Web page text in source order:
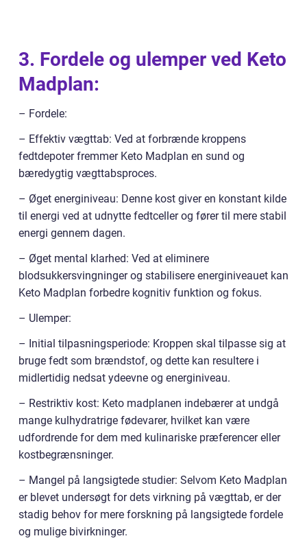
3. Fordele og ulemper ved Keto
Madplan:
– Fordele:
– Effektiv vægttab: Ved at forbrænde kroppens
fedtdepoter fremmer Keto Madplan en sund og
bæredygtig vægttabsproces.
– Øget energiniveau: Denne kost giver en konstant kilde
til energi ved at udnytte fedtceller og fører til mere stabil
energi gennem dagen.
– Øget mental klarhed: Ved at eliminere
blodsukkersvingninger og stabilisere energiniveauet kan
Keto Madplan forbedre kognitiv funktion og fokus.
– Ulemper:
– Initial tilpasningsperiode: Kroppen skal tilpasse sig at
bruge fedt som brændstof, og dette kan resultere i
midlertidig nedsat ydeevne og energiniveau.
– Restriktiv kost: Keto madplanen indebærer at undgå
mange kulhydratrige fødevarer, hvilket kan være
udfordrende for dem med kulinariske præferencer eller
kostbegrænsninger.
– Mangel på langsigtede studier: Selvom Keto Madplan
er blevet undersøgt for dets virkning på vægttab, er der
stadig behov for mere forskning på langsigtede fordele
og mulige bivirkninger.